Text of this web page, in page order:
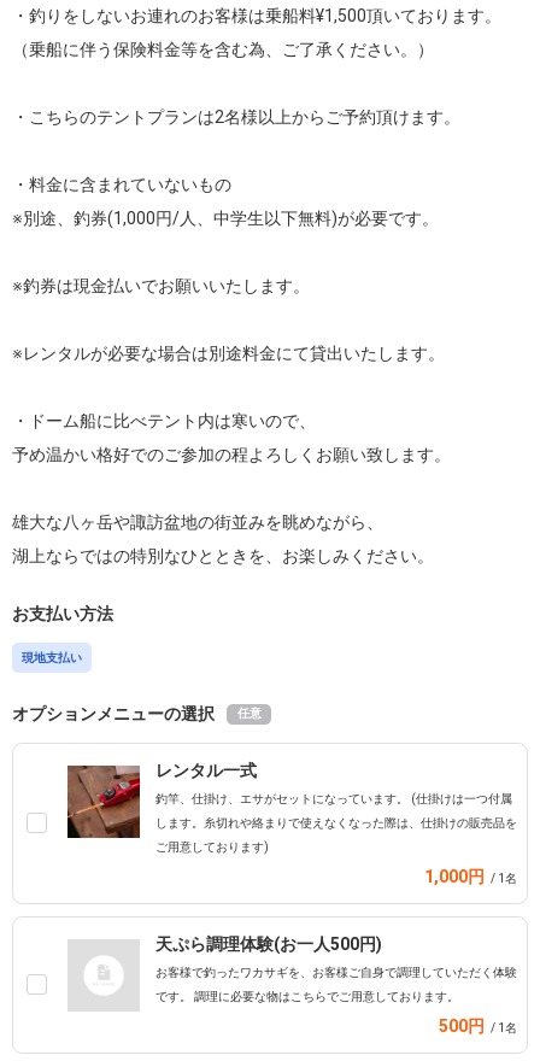
・釣りをしないお連れのお客様は乗船料¥1,500頂いております。
（乗船に伴う保険料金等を含む為、ご了承ください。）
・こちらのテントプランは2名様以上からご予約頂けます。
・料金に含まれていないもの
※別途、釣券(1,000円/人、中学生以下無料)が必要です。
※釣券は現金払いでお願いいたします。
※レンタルが必要な場合は別途料金にて貸出いたします。
・ドーム船に比べテント内は寒いので、
予め温かい格好でのご参加の程よろしくお願い致します。
雄大な八ヶ岳や諏訪盆地の街並みを眺めながら、
湖上ならではの特別なひとときを、お楽しみください。
お支払い方法
現地支払い
オプションメニューの選択 任意
レンタル一式
釣竿、仕掛け、エサがセットになっています。 (仕掛けは一つ付属
します。糸切れや絡まりで使えなくなった際は、仕掛けの販売品を
ご用意しております)
1,000円 / 1名
天ぷら調理体験(お一人500円)
お客様で釣ったワカサギを、お客様ご自身で調理していただく体験
です。 調理に必要な物はこちらでご用意しております。
500円 / 1名